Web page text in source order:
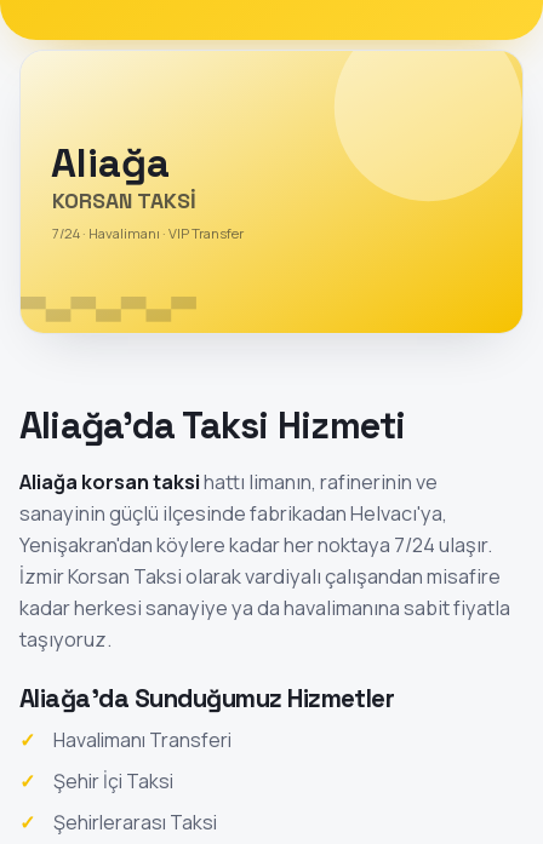
Aliağa
KORSAN TAKSİ
7/24 · Havalimanı · VIP Transfer
Aliağa'da Taksi Hizmeti
Aliağa korsan taksihattı limanın, rafinerinin ve
sanayinin güçlü ilçesinde fabrikadan Helvacı'ya,
Yenişakran'dan köylere kadar her noktaya 7/24 ulaşır.
İzmir Korsan Taksi olarak vardiyalı çalışandan misafire
kadar herkesi sanayiye ya da havalimanına sabit fiyatla
taşıyoruz.
Aliağa'da Sunduğumuz Hizmetler
Havalimanı Transferi
Şehir İçi Taksi
Şehirlerarası Taksi